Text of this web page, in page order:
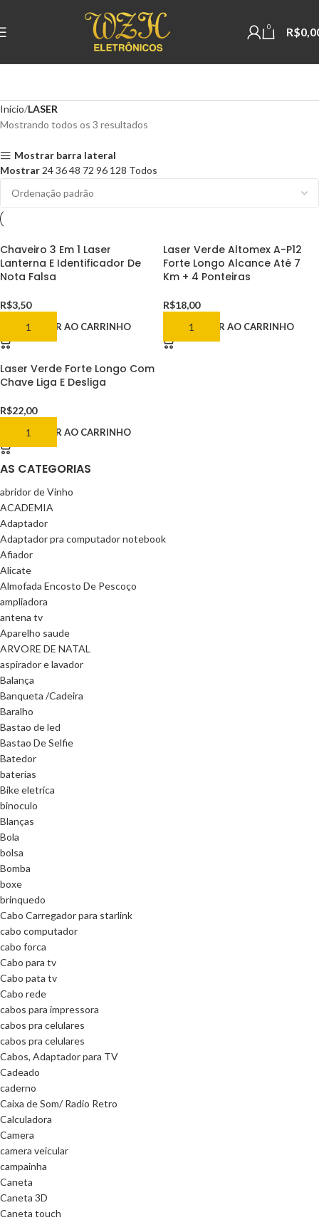
0 R$
AS CATEGORIAS
abridor de Vinho
ACADEMIA
Adaptador
Adaptador pra computador notebook
Afiador
Alicate
Almofada Encosto De Pescoço
ampliadora
antena tv
Aparelho saude
ARVORE DE NATAL
aspirador e lavador
Balança
Banqueta /Cadeira
Baralho
Bastao de led
Bastao De Selfie
Batedor
baterias
Bike eletrica
binoculo
Blanças
Bola
bolsa
Bomba
boxe
brinquedo
Cabo Carregador para starlink
cabo computador
cabo forca
Cabo para tv
Cabo pata tv
Cabo rede
cabos para impressora
cabos pra celulares
cabos pra celulares
Cabos, Adaptador para TV
Cadeado
caderno
Caixa de Som/ Radio Retro
Calculadora
Camera
camera veicular
campainha
Caneta
Caneta 3D
Caneta touch
Início LASER
Mostrando todos os 3 resultados
Mostrar barra lateral
Mostrar 243648 72 96 128 Todos
Chaveiro 3 Em 1 Laser
Lanterna E Identificador De
Nota Falsa
R$3,50
ADICIONAR AO CARRINHO
Laser Verde Altomex A-P12
Forte Longo Alcance Até 7
Km + 4 Ponteiras
R$18,00
ADICIONAR AO CARRINHO
Laser Verde Forte Longo Com
Chave Liga E Desliga
R$22,00
ADICIONAR AO CARRINHO